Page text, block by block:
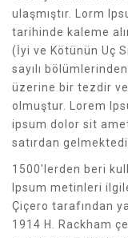
ulaşmıştır. Lorm
tarihinde kaleme
(İyi ve Kötünün Uç
sayılı
üzerine bir tezdir
olmuştur. Lorem
ipsum dolor sit
satırdan
1500'lerden beri
Ipsum metinleri
Çiçero tarafından
1914 H. Rackham